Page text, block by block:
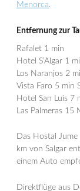
Menorca.
Entfernung zur
Rafalet 1 min
Hotel S’Algar 1
Los Naranjos 2
Vista Faro 5 min
Hotel San Luis 7
Las Palmeras 15
Das Hostal
km von Salgar
einem Auto
Direktflüge aus